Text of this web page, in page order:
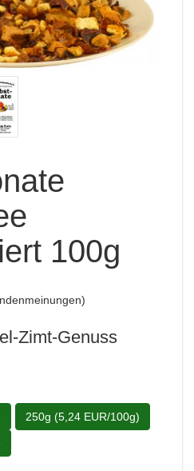
100g
Zimt-Genuss
250g (5,24 EUR/100g)